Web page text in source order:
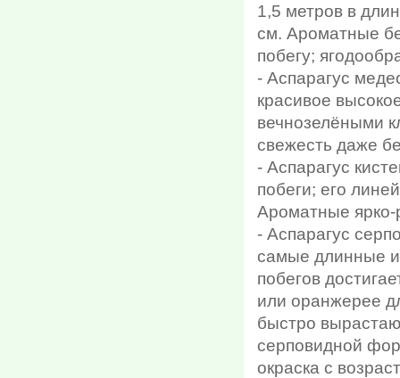
1,5 метров в
см. Ароматные
побегу;
- Аспарагус
красивое
вечнозелёными
свежесть даже
- Аспарагус
побеги; его
Ароматные ярко-
- Аспарагус
самые длинные и
побегов
или оранжерее
быстро
серповидной
окраска с